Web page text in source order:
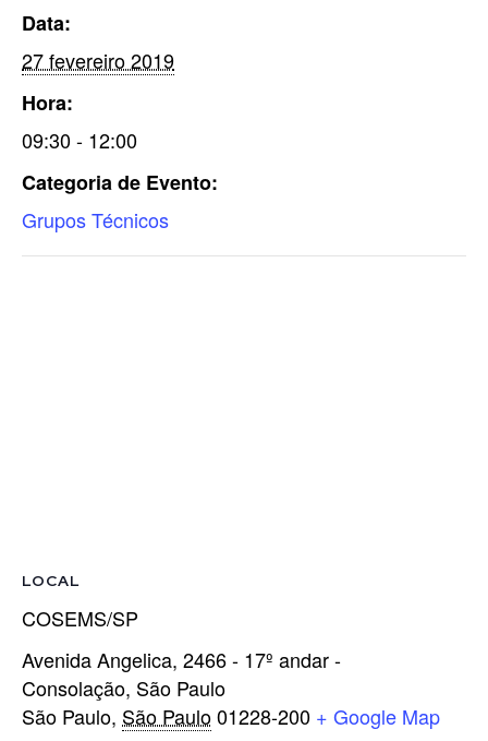
Data:
27 fevereiro 2019
Hora:
09:30 - 12:00
Categoria de Evento:
Grupos Técnicos
LOCAL
COSEMS/SP
Avenida Angelica, 2466 - 17º andar -
Consolação, São Paulo
São Paulo, São Paulo01228-200 + Google Map